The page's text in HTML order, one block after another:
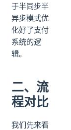
于半同步半
异步模式优
化好了支付
系统的逻
辑。
二、流
程对比
我们先来看